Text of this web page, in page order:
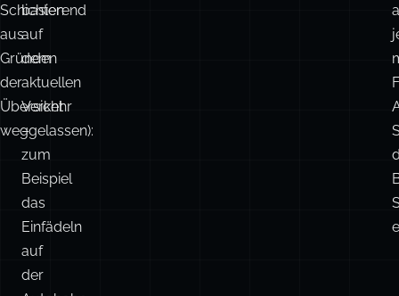
Schichten
aus
Gründen
der
Übersicht
weggelassen):
basierend
auf
dem
aktuellen
Verkehr
–
zum
Beispiel
das
Einfädeln
auf
der